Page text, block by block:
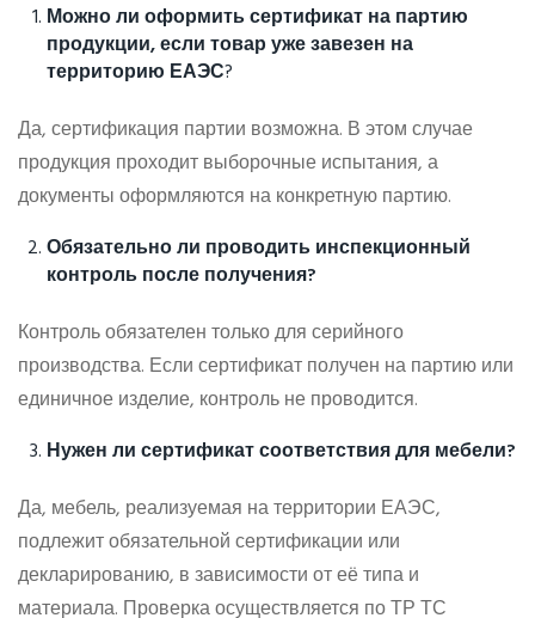
Можно ли оформить сертификат на партию
продукции, если товар уже завезен на
территорию ЕАЭС?
Да, сертификация партии возможна. В этом случае
продукция проходит выборочные испытания, а
документы оформляются на конкретную партию.
Обязательно ли проводить инспекционный
контроль после получения?
Контроль обязателен только для серийного
производства. Если сертификат получен на партию или
единичное изделие, контроль не проводится.
Нужен ли сертификат соответствия для мебели?
Да, мебель, реализуемая на территории ЕАЭС,
подлежит обязательной сертификации или
декларированию, в зависимости от её типа и
материала. Проверка осуществляется по ТР ТС